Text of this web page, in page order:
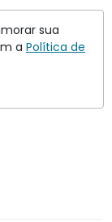
sua
a Política de